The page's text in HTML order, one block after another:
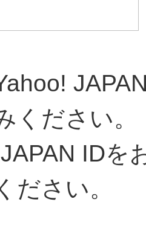
ください。
JAPAN ID
ださい。